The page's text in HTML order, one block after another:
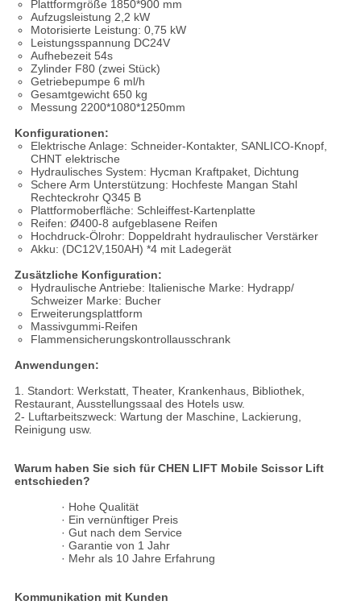
Plattformgröße 1850*900 mm
Aufzugsleistung 2,2 kW
Motorisierte Leistung: 0,75 kW
Leistungsspannung DC24V
Aufhebezeit 54s
Zylinder F80 (zwei Stück)
Getriebepumpe 6 ml/h
Gesamtgewicht 650 kg
Messung 2200*1080*1250mm
Konfigurationen:
Elektrische Anlage: Schneider-Kontakter, SANLICO-Knopf,
CHNT elektrische
Hydraulisches System: Hycman Kraftpaket, Dichtung
Schere Arm Unterstützung: Hochfeste Mangan Stahl
Rechteckrohr Q345 B
Plattformoberfläche: Schleiffest-Kartenplatte
Reifen: Ø400-8 aufgeblasene Reifen
Hochdruck-Ölrohr: Doppeldraht hydraulischer Verstärker
Akku: (DC12V,150AH) *4 mit Ladegerät
Zusätzliche Konfiguration:
Hydraulische Antriebe: Italienische Marke: Hydrapp/
Schweizer Marke: Bucher
Erweiterungsplattform
Massivgummi-Reifen
Flammensicherungskontrollausschrank
Anwendungen:
1. Standort: Werkstatt, Theater, Krankenhaus, Bibliothek,
Restaurant, Ausstellungssaal des Hotels usw.
2- Luftarbeitszweck: Wartung der Maschine, Lackierung,
Reinigung usw.
Warum haben Sie sich für CHEN LIFT Mobile Scissor Lift
entschieden?
· Hohe Qualität
· Ein vernünftiger Preis
· Gut nach dem Service
· Garantie von 1 Jahr
· Mehr als 10 Jahre Erfahrung
Kommunikation mit Kunden